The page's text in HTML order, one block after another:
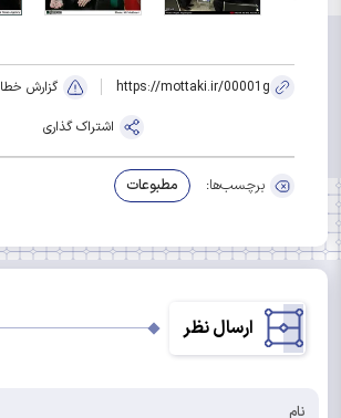
https://mottaki.ir/00001g گزارش خطا
اشتراک گذاری
برچسب‌ها: مطبوعات
ارسال نظر